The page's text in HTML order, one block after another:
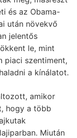
és az Obama-
után növekvő
jelentős
le, mint
piaci szentiment,
a kínálatot.
amikor
hogy a több
Miután